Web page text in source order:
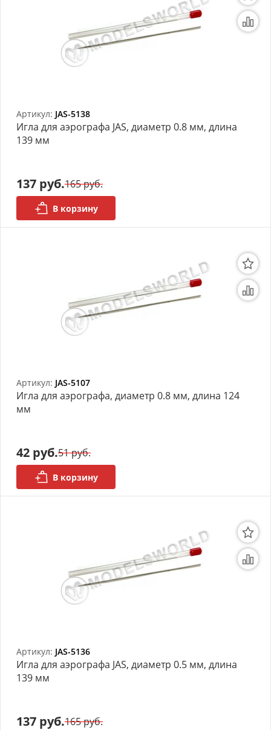
Рейки из ценных пород
Деревянные бруски
Подставки под миниатюры
Деревянные 3D модели
Донышки для вязания
Нестандартные заготовки
Новогодние изделия
Модели из ФП смолы
АРХИВ
Артикул: JAS-5138
Игла для аэрографа JAS, диаметр 0.8 мм, длина
139 мм
137 руб.165 руб.
В корзину
Артикул: JAS-5107
Игла для аэрографа, диаметр 0.8 мм, длина 124
мм
42 руб.51 руб.
В корзину
Артикул: JAS-5136
Игла для аэрографа JAS, диаметр 0.5 мм, длина
139 мм
137 руб.165 руб.